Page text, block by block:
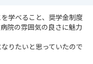
学べること、奨学金制度
院の雰囲気の良さに魅力
りたいと思っていたので